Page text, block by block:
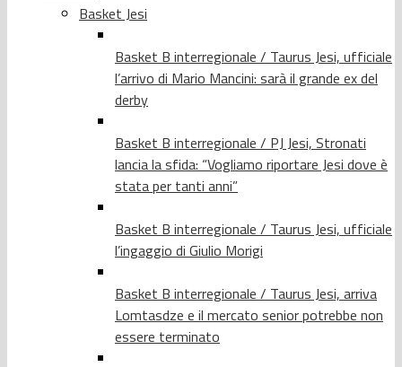
Basket Jesi
Basket B interregionale / Taurus Jesi, ufficiale
l’arrivo di Mario Mancini: sarà il grande ex del
derby
Basket B interregionale / PJ Jesi, Stronati
lancia la sfida: “Vogliamo riportare Jesi dove è
stata per tanti anni”
Basket B interregionale / Taurus Jesi, ufficiale
l’ingaggio di Giulio Morigi
Basket B interregionale / Taurus Jesi, arriva
Lomtasdze e il mercato senior potrebbe non
essere terminato